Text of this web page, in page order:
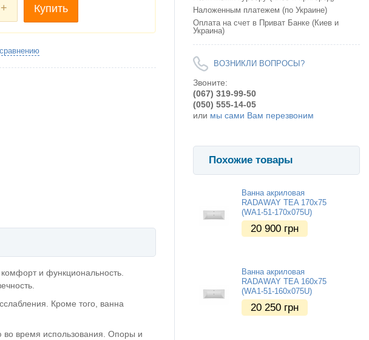
+ Купить
и функциональность.
Кроме того, ванна
во время использования. Опоры и
Наложенным платежем (по Украине)
Оплата на счет в Приват Банке (Киев и
Украина)
ВОЗНИКЛИ ВОПРОСЫ?
Звоните:
(067) 319-99-50
(050) 555-14-05
или мы сами Вам перезвоним
Похожие товары
Ванна акриловая
RADAWAY TEA 170x75
(WA1-51-170x075U)
20 900 грн
Ванна акриловая
RADAWAY TEA 160x75
(WA1-51-160x075U)
20 250 грн